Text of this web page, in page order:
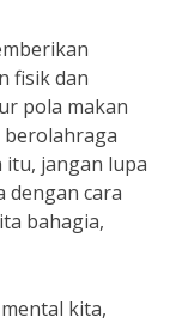
fisik dan
pola makan
itu, jangan lupa
dengan cara
bahagia,
kita,